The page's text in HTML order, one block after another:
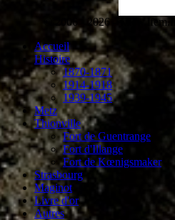
© 2006 - 2026 -
Accueil
Histoire
1870-1871
1914-1918
1939-1945
Metz
Thionville
Fort de Guentrange
Fort d'Illange
Fort de Kœnigsmaker
Strasbourg
Maginot
Livre d'or
Autres